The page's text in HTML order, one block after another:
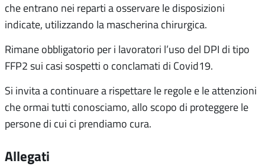
che entrano nei reparti a osservare le disposizioni
indicate, utilizzando la mascherina chirurgica.
Rimane obbligatorio per i lavoratori l’uso del DPI di tipo
FFP2 sui casi sospetti o conclamati di Covid19.
Si invita a continuare a rispettare le regole e le attenzioni
che ormai tutti conosciamo, allo scopo di proteggere le
persone di cui ci prendiamo cura.
Allegati